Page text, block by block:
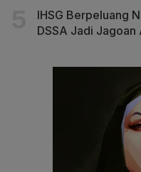
IHSG Berpeluang
DSSA Jadi Jagoan